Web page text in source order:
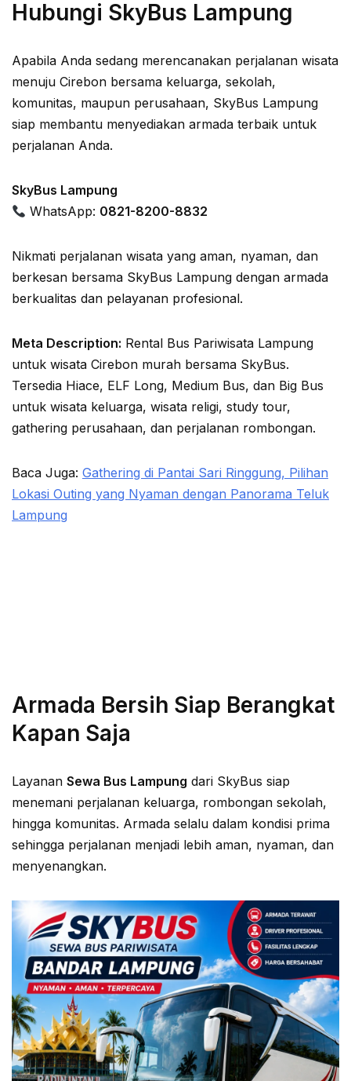
Hubungi SkyBus Lampung
Apabila Anda sedang merencanakan perjalanan wisata
menuju Cirebon bersama keluarga, sekolah,
komunitas, maupun perusahaan, SkyBus Lampung
siap membantu menyediakan armada terbaik untuk
perjalanan Anda.
SkyBus Lampung
WhatsApp: 0821-8200-8832
Nikmati perjalanan wisata yang aman, nyaman, dan
berkesan bersama SkyBus Lampung dengan armada
berkualitas dan pelayanan profesional.
Meta Description: Rental Bus Pariwisata Lampung
untuk wisata Cirebon murah bersama SkyBus.
Tersedia Hiace, ELF Long, Medium Bus, dan Big Bus
untuk wisata keluarga, wisata religi, study tour,
gathering perusahaan, dan perjalanan rombongan.
Baca Juga: Gathering di Pantai Sari Ringgung, Pilihan
Lokasi Outing yang Nyaman dengan Panorama Teluk
Lampung
Armada Bersih Siap Berangkat
Kapan Saja
Layanan Sewa Bus Lampung dari SkyBus siap
menemani perjalanan keluarga, rombongan sekolah,
hingga komunitas. Armada selalu dalam kondisi prima
sehingga perjalanan menjadi lebih aman, nyaman, dan
menyenangkan.